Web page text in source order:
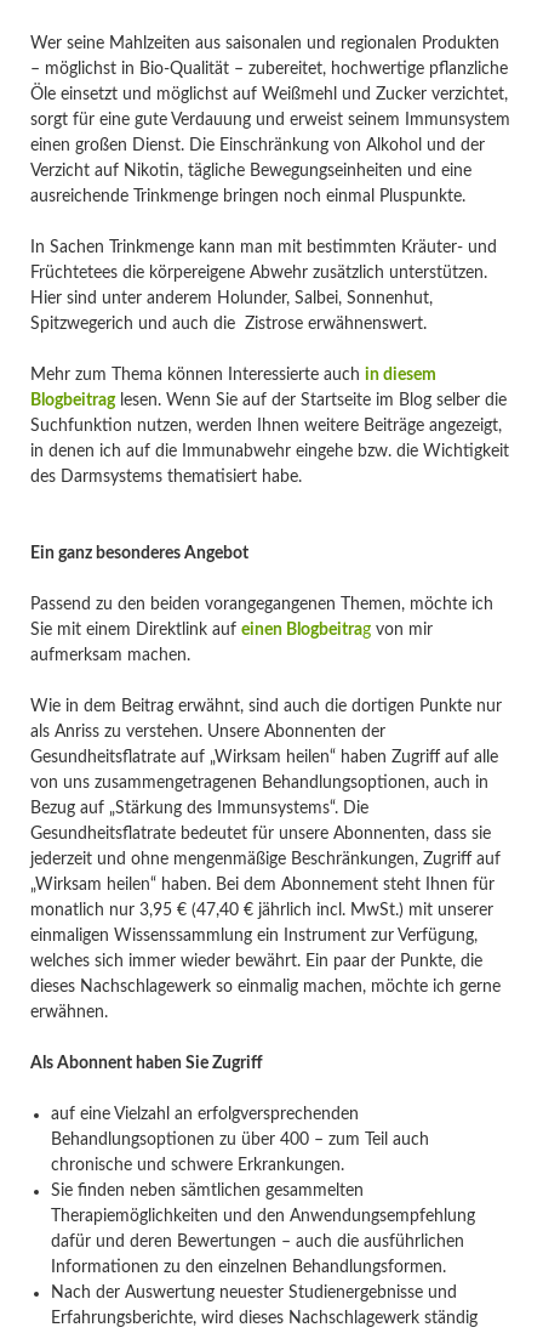
Wer seine Mahlzeiten aus saisonalen und regionalen Produkten
– möglichst in Bio-Qualität – zubereitet, hochwertige pflanzliche
Öle einsetzt und möglichst auf Weißmehl und Zucker verzichtet,
sorgt für eine gute Verdauung und erweist seinem Immunsystem
einen großen Dienst. Die Einschränkung von Alkohol und der
Verzicht auf Nikotin, tägliche Bewegungseinheiten und eine
ausreichende Trinkmenge bringen noch einmal Pluspunkte.
In Sachen Trinkmenge kann man mit bestimmten Kräuter- und
Früchtetees die körpereigene Abwehr zusätzlich unterstützen.
Hier sind unter anderem Holunder, Salbei, Sonnenhut,
Spitzwegerich und auch die Zistrose erwähnenswert.
Mehr zum Thema können Interessierte auch in diesem
Blogbeitraglesen. Wenn Sie auf der Startseite im Blog selber die
Suchfunktion nutzen, werden Ihnen weitere Beiträge angezeigt,
in denen ich auf die Immunabwehr eingehe bzw. die Wichtigkeit
des Darmsystems thematisiert habe.
Ein ganz besonderes Angebot
Passend zu den beiden vorangegangenen Themen, möchte ich
Sie mit einem Direktlink auf einen Blogbeitragvon mir
aufmerksam machen.
Wie in dem Beitrag erwähnt, sind auch die dortigen Punkte nur
als Anriss zu verstehen. Unsere Abonnenten der
Gesundheitsflatrate auf „Wirksam heilen“ haben Zugriff auf alle
von uns zusammengetragenen Behandlungsoptionen, auch in
Bezug auf „Stärkung des Immunsystems“. Die
Gesundheitsflatrate bedeutet für unsere Abonnenten, dass sie
jederzeit und ohne mengenmäßige Beschränkungen, Zugriff auf
„Wirksam heilen“ haben. Bei dem Abonnement steht Ihnen für
monatlich nur 3,95 € (47,40 € jährlich incl. MwSt.) mit unserer
einmaligen Wissenssammlung ein Instrument zur Verfügung,
welches sich immer wieder bewährt. Ein paar der Punkte, die
dieses Nachschlagewerk so einmalig machen, möchte ich gerne
erwähnen.
Als Abonnent haben Sie Zugriff
auf eine Vielzahl an erfolgversprechenden
Behandlungsoptionen zu über 400 – zum Teil auch
chronische und schwere Erkrankungen.
Sie finden neben sämtlichen gesammelten
Therapiemöglichkeiten und den Anwendungsempfehlung
dafür und deren Bewertungen – auch die ausführlichen
Informationen zu den einzelnen Behandlungsformen.
Nach der Auswertung neuester Studienergebnisse und
Erfahrungsberichte, wird dieses Nachschlagewerk ständig